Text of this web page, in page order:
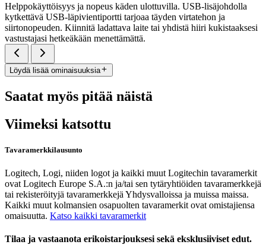
Helppokäyttöisyys ja nopeus käden ulottuvilla. USB-lisäjohdolla
kytkettävä USB-läpivientiportti tarjoaa täyden virtatehon ja
siirtonopeuden. Kiinnitä ladattava laite tai yhdistä hiiri kukistaaksesi
vastustajasi hetkeäkään menettämättä.
Löydä lisää ominaisuuksia
Saatat myös pitää näistä
Viimeksi katsottu
Tavaramerkkilausunto
Logitech, Logi, niiden logot ja kaikki muut Logitechin tavaramerkit
ovat Logitech Europe S.A.:n ja/tai sen tytäryhtiöiden tavaramerkkejä
tai rekisteröityjä tavaramerkkejä Yhdysvalloissa ja muissa maissa.
Kaikki muut kolmansien osapuolten tavaramerkit ovat omistajiensa
omaisuutta. Katso kaikki tavaramerkit
Tilaa ja vastaanota erikoistarjouksesi sekä eksklusiiviset edut.